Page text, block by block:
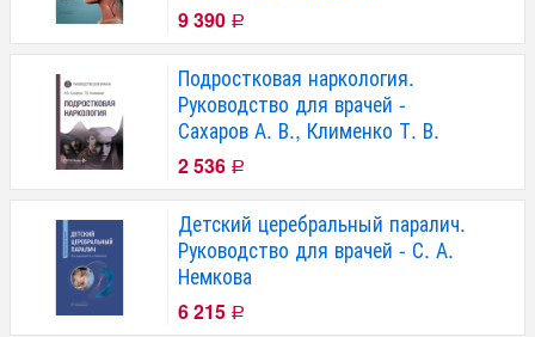
9 390 Р
Подростковая наркология.
Руководство для врачей -
Сахаров А. В., Клименко Т. В.
2 536 Р
Детский церебральный паралич.
Руководство для врачей - С. А.
Немкова
6 215 Р